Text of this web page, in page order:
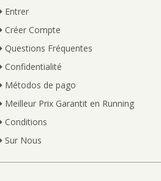
Entrer
Créer Compte
Questions Fréquentes
Confidentialité
Métodos de pago
Meilleur Prix Garantit en Running
Conditions
Sur Nous